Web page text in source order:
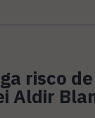
risco
Aldir